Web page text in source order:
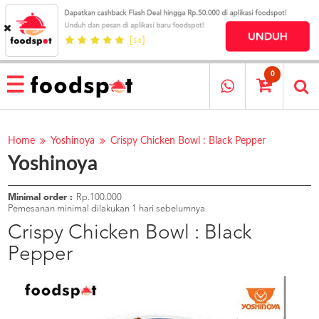
HOME
MENU
RESTAURANT
PESAN
OUR
COMPANY
KATA
MEREKA
KATALOG
LOYALTY
FAQ
0
Home Yoshinoya Crispy Chicken Bowl : Black Pepper
Yoshinoya
Minimal order :
Rp.100.000
Pemesanan minimal dilakukan 1 hari sebelumnya
Crispy Chicken Bowl : Black
Pepper